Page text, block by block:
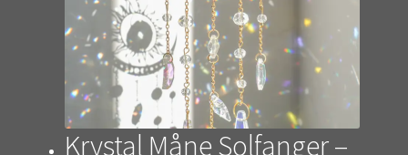
Krystal Måne Solfanger –